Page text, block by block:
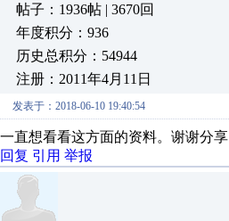
帖子：1936帖 | 3670回
年度积分：936
历史总积分：54944
注册：2011年4月11日
发表于：2018-06-10 19:40:54
一直想看看这方面的资料。谢谢分享
回复 引用 举报